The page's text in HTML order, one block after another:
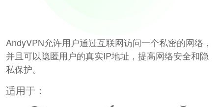
AndyVPN允许用户通过互联网访问一个私密的网络，
并且可以隐匿用户的真实IP地址，提高网络安全和隐
私保护。
适用于：